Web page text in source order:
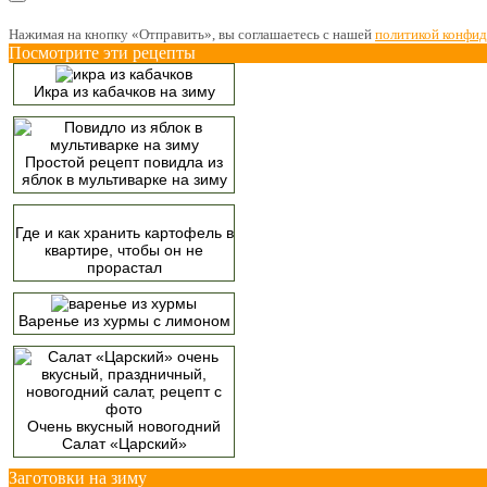
Нажимая на кнопку «Отправить», вы соглашаетесь с нашей политикой
Посмотрите эти рецепты
Икра из кабачков на зиму
Простой рецепт повидла из
яблок в мультиварке на зиму
Где и как хранить картофель в
квартире, чтобы он не
прорастал
Варенье из хурмы с лимоном
Очень вкусный новогодний
Салат «Царский»
Заготовки на зиму